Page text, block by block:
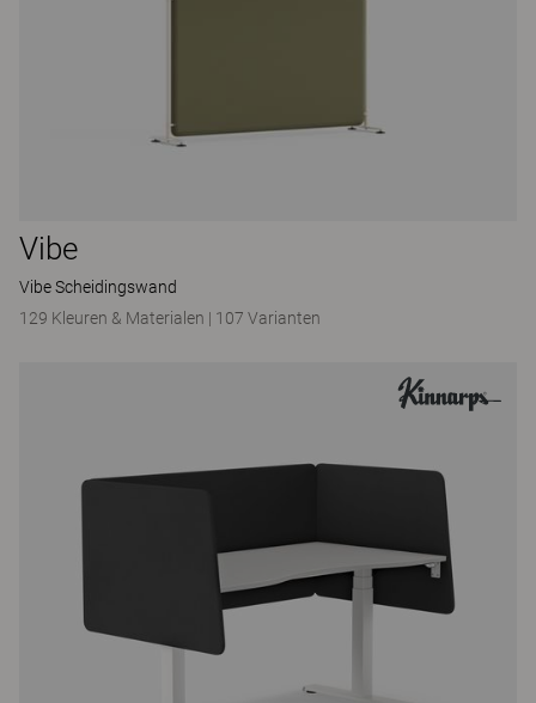
Vibe
Vibe Scheidingswand
129 Kleuren & Materialen | 107 Varianten